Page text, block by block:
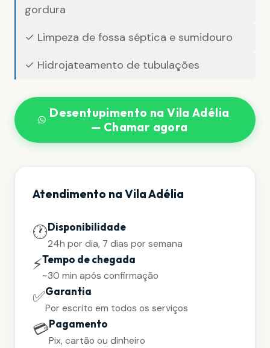
gordura
✓ Limpeza de fossa séptica e sumidouro
✓ Hidrojateamento de tubulações
Desentupimento na Vila Adélia
— Chamar agora
Atendimento na Vila Adélia
🕐Disponibilidade
24h por dia, 7 dias por semana
⚡Tempo de chegada
~30 min após confirmação
✅Garantia
Por escrito em todos os serviços
💳Pagamento
Pix, cartão ou dinheiro